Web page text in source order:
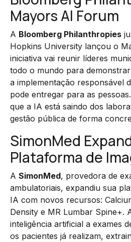
Mayors AI Forum
A Bloomberg Philanthropies
Hopkins University lançou o
iniciativa vai reunir líderes
todo o mundo para
a implementação responsável
pode entregar para as
que a IA está saindo dos
gestão pública de forma
SimonMed
Plataforma de
A SimonMed, provedora de
ambulatoriais, expandiu sua
IA com novos recursos:
Density e MR Lumbar Spine+.
inteligência artificial a exames
os pacientes já realizam,